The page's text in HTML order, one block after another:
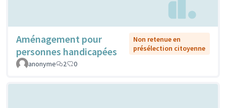
Aménagement pour
personnes handicapées
Non retenue en
présélection citoyenne
anonyme
2 0